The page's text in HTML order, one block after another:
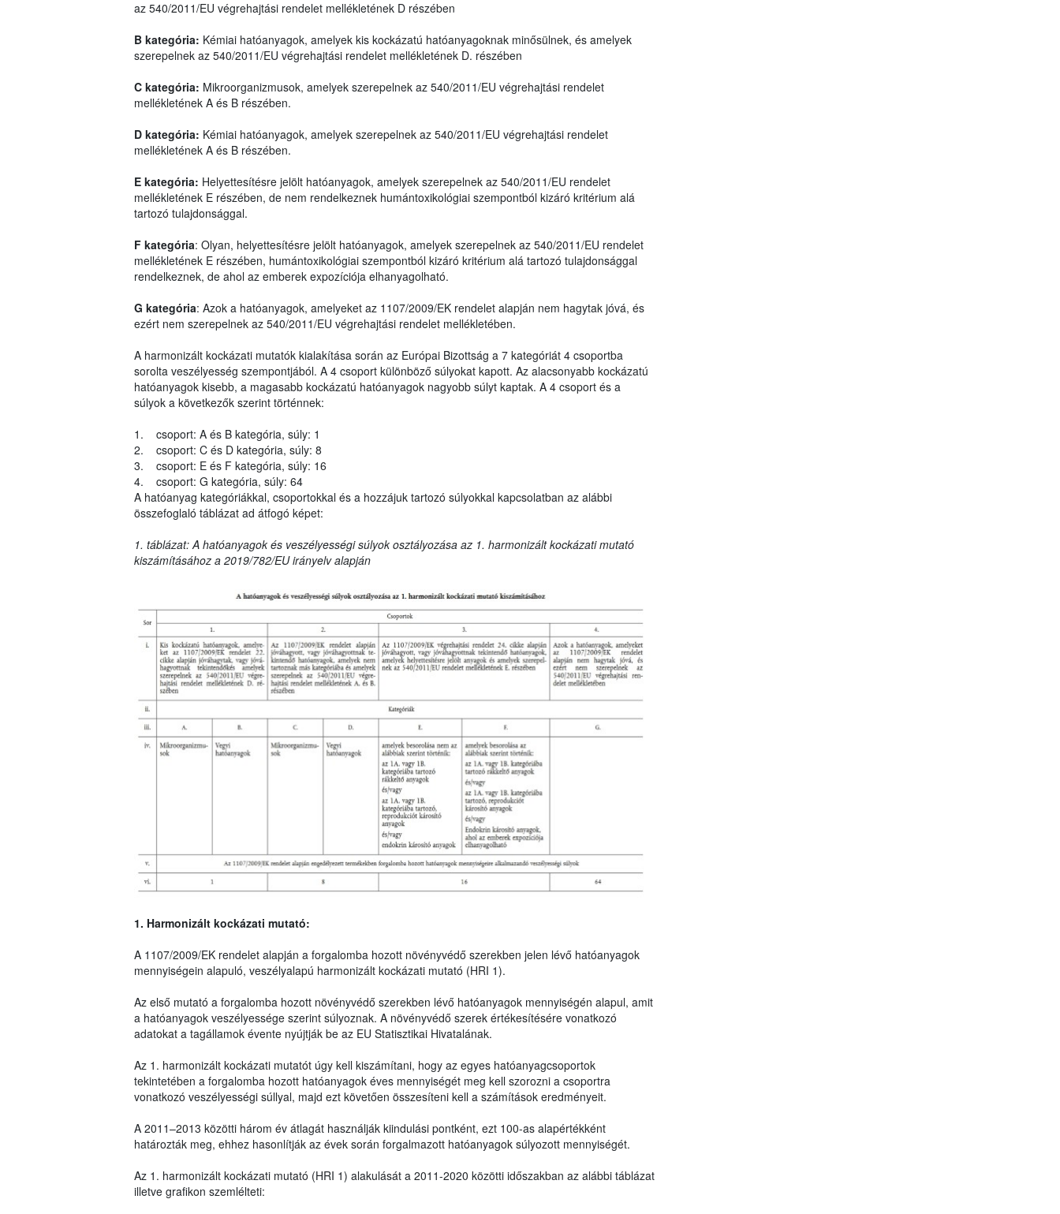
az 540/2011/EU végrehajtási rendelet mellékletének D részében
B kategória: Kémiai hatóanyagok, amelyek kis kockázatú hatóanyagoknak minősülnek, és amelyek
szerepelnek az 540/2011/EU végrehajtási rendelet mellékletének D. részében
C kategória: Mikroorganizmusok, amelyek szerepelnek az 540/2011/EU végrehajtási rendelet
mellékletének A és B részében.
D kategória: Kémiai hatóanyagok, amelyek szerepelnek az 540/2011/EU végrehajtási rendelet
mellékletének A és B részében.
E kategória: Helyettesítésre jelölt hatóanyagok, amelyek szerepelnek az 540/2011/EU rendelet
mellékletének E részében, de nem rendelkeznek humántoxikológiai szempontból kizáró kritérium alá
tartozó tulajdonsággal.
F kategória: Olyan, helyettesítésre jelölt hatóanyagok, amelyek szerepelnek az 540/2011/EU rendelet
mellékletének E részében, humántoxikológiai szempontból kizáró kritérium alá tartozó tulajdonsággal
rendelkeznek, de ahol az emberek expozíciója elhanyagolható.
G kategória: Azok a hatóanyagok, amelyeket az 1107/2009/EK rendelet alapján nem hagytak jóvá, és
ezért nem szerepelnek az 540/2011/EU végrehajtási rendelet mellékletében.
A harmonizált kockázati mutatók kialakítása során az Európai Bizottság a 7 kategóriát 4 csoportba
sorolta veszélyesség szempontjából. A 4 csoport különböző súlyokat kapott. Az alacsonyabb kockázatú
hatóanyagok kisebb, a magasabb kockázatú hatóanyagok nagyobb súlyt kaptak. A 4 csoport és a
súlyok a következők szerint történnek:
1. csoport: A és B kategória, súly: 1
2. csoport: C és D kategória, súly: 8
3. csoport: E és F kategória, súly: 16
4. csoport: G kategória, súly: 64
A hatóanyag kategóriákkal, csoportokkal és a hozzájuk tartozó súlyokkal kapcsolatban az alábbi
összefoglaló táblázat ad átfogó képet:
1. táblázat: A hatóanyagok és veszélyességi súlyok osztályozása az 1. harmonizált kockázati mutató
kiszámításához a 2019/782/EU irányelv alapján
1. Harmonizált kockázati mutató:
A 1107/2009/EK rendelet alapján a forgalomba hozott növényvédő szerekben jelen lévő hatóanyagok
mennyiségein alapuló, veszélyalapú harmonizált kockázati mutató (HRI 1).
Az első mutató a forgalomba hozott növényvédő szerekben lévő hatóanyagok mennyiségén alapul, amit
a hatóanyagok veszélyessége szerint súlyoznak. A növényvédő szerek értékesítésére vonatkozó
adatokat a tagállamok évente nyújtják be az EU Statisztikai Hivatalának.
Az 1. harmonizált kockázati mutatót úgy kell kiszámítani, hogy az egyes hatóanyagcsoportok
tekintetében a forgalomba hozott hatóanyagok éves mennyiségét meg kell szorozni a csoportra
vonatkozó veszélyességi súllyal, majd ezt követően összesíteni kell a számítások eredményeit.
A 2011–2013 közötti három év átlagát használják kiindulási pontként, ezt 100-as alapértékként
határozták meg, ehhez hasonlítják az évek során forgalmazott hatóanyagok súlyozott mennyiségét.
Az 1. harmonizált kockázati mutató (HRI 1) alakulását a 2011-2020 közötti időszakban az alábbi táblázat
illetve grafikon szemlélteti: